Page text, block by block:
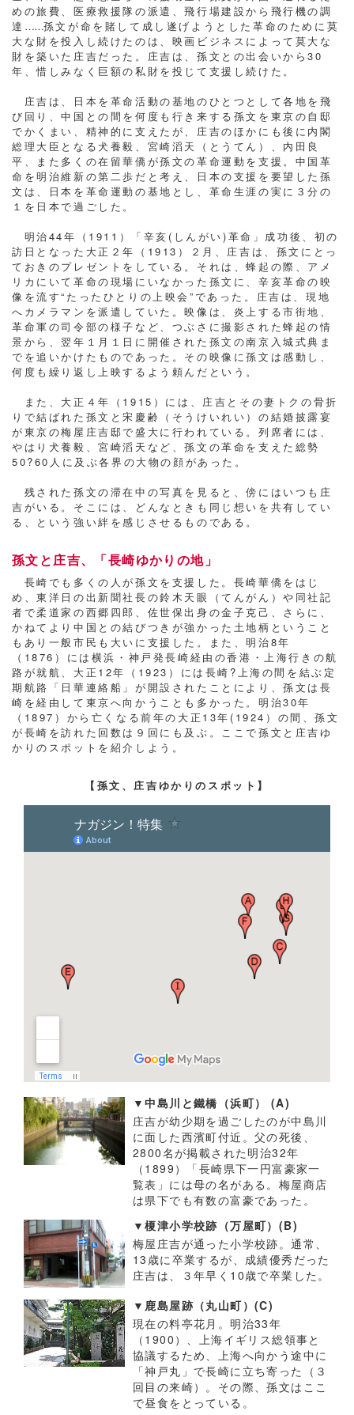
めの旅費、医療救援隊の派遣、飛行場建設から飛行機の調
達 ……孫文が命を賭して成し遂げようとした革命のために莫
大な財を投入し続けたのは、映画ビジネスによって莫大な
財を築いた庄吉だった。庄吉は、孫文との出会いから30
年、惜しみなく巨額の私財を投じて支援し続けた。
庄吉は、日本を革命活動の基地のひとつとして各地を飛
び回り、中国との間を何度も行き来する孫文を東京の自邸
でかくまい、精神的に支えたが、庄吉のほかにも後に内閣
総理大臣となる犬養毅、宮崎滔天（とうてん）、内田良
平、また多くの在留華僑が孫文の革命運動を支援。中国革
命を明治維新の第二歩だと考え、日本の支援を要望した孫
文は、日本を革命運動の基地とし、革命生涯の実に３分の
１を日本で過ごした。
明治44年（1911）「辛亥(しんがい)革命」成功後、初の
訪日となった大正２年（1913）２月、庄吉は、孫文にとっ
ておきのプレゼントをしている。それは、蜂起の際、アメ
リカにいて革命の現場にいなかった孫文に、辛亥革命の映
像を流す“たったひとりの上映会”であった。庄吉は、現地
へカメラマンを派遣していた。映像は、炎上する市街地、
革命軍の司令部の様子など、つぶさに撮影された蜂起の情
景から、翌年１月１日に開催された孫文の南京入城式典ま
でを追いかけたものであった。その映像に孫文は感動し、
何度も繰り返し上映するよう頼んだという。
また、大正４年（1915）には、庄吉とその妻トクの骨折
りで結ばれた孫文と宋慶齢（そうけいれい）の結婚披露宴
が東京の梅屋庄吉邸で盛大に行われている。列席者には、
やはり犬養毅、宮崎滔天など、孫文の革命を支えた総勢
50?60人に及ぶ各界の大物の顔があった。
残された孫文の滞在中の写真を見ると、傍にはいつも庄
吉がいる。そこには、どんなときも同じ想いを共有してい
る、という強い絆を感じさせるものである。
孫文と庄吉、「長崎ゆかりの地」
長崎でも多くの人が孫文を支援した。長崎華僑をはじ
め、東洋日の出新聞社長の鈴木天眼（てんがん）や同社記
者で柔道家の西郷四郎、佐世保出身の金子克己、さらに、
かねてより中国との結びつきが強かった土地柄ということ
もあり一般市民も大いに支援した。また、明治8年
（1876）には横浜・神戸発長崎経由の香港・上海行きの航
路が就航、大正12年（1923）には長崎?上海の間を結ぶ定
期航路「日華連絡船」が開設されたことにより、孫文は長
崎を経由して東京へ向かうことも多かった。明治30年
（1897）から亡くなる前年の大正13年(1924）の間、孫文
が長崎を訪れた回数は９回にも及ぶ。ここで孫文と庄吉ゆ
かりのスポットを紹介しよう。
【孫文、庄吉ゆかりのスポット】
▼中島川と鐵橋（浜町） (A)
庄吉が幼少期を過ごしたのが中島川
に面した西濱町付近。父の死後、
2800名が掲載された明治32年
（1899）「長崎県下一円富豪家一
覧表」には母の名がある。梅屋商店
は県下でも有数の富豪であった。
▼榎津小学校跡（万屋町）(B)
梅屋庄吉が通った小学校跡。通常、
13歳に卒業するが、成績優秀だった
庄吉は、３年早く10歳で卒業した。
▼鹿島屋跡（丸山町）(C)
現在の料亭花月。明治33年
（1900）、上海イギリス総領事と
協議するため、上海へ向かう途中に
「神戸丸」で長崎に立ち寄った（３
回目の来崎）。その際、孫文はここ
で昼食をとっている。